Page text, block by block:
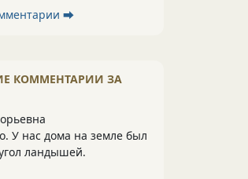
⮕
КОММЕНТАРИИ ЗА
У нас дома на земле был
ландышей.